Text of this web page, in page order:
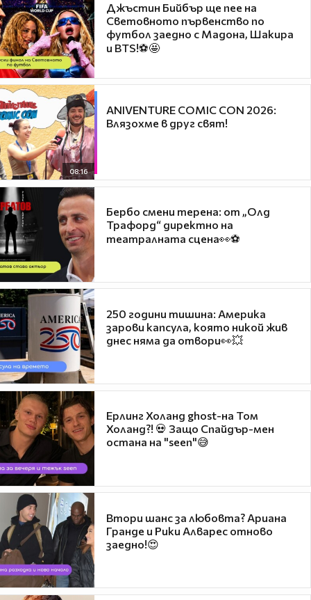
Джъстин Бийбър ще пее на
Световното първенство по
футбол заедно с Мадона, Шакира
и BTS!⚽🤩
08:16
ANIVENTURE COMIC CON 2026:
Влязохме в друг свят!
Бербо смени терена: от „Олд
Трафорд“ директно на
театралната сцена👀⚽
250 години тишина: Америка
зарови капсула, която никой жив
днес няма да отвори👀💥
Ерлинг Холанд ghost-на Том
Холанд?! 💀 Защо Спайдър-мен
остана на "seen"😅
Втори шанс за любовта? Ариана
Гранде и Рики Алварес отново
заедно!😍